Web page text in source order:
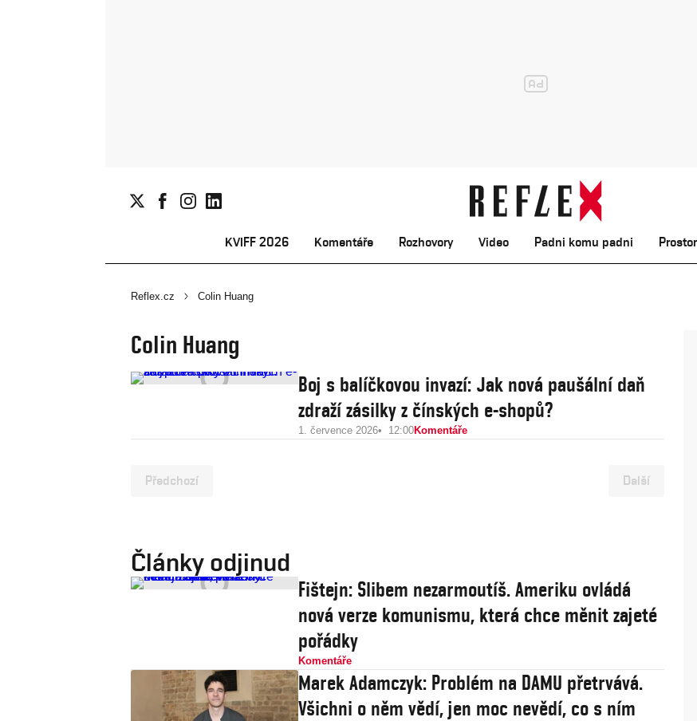
KVIFF 2026 Komentáře Rozhovory Video Padni komu padni
Reflex.cz Colin Huang
Colin Huang
Boj s balíčkovou invazí: Jak nová paušální daň
zdraží zásilky z čínských e-shopů?
1. července 2026 12:00Komentáře
Předchozí Další
Články odjinud
Fištejn: Slibem nezarmoutíš. Ameriku ovládá
nová verze komunismu, která chce měnit zajeté
pořádky
Komentáře
Marek Adamczyk: Problém na DAMU přetrvává.
Všichni o něm vědí, jen moc nevědí, co s ním